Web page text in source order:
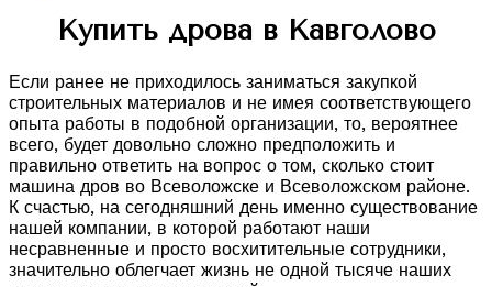
Купить дрова в Кавголово
Если ранее не приходилось заниматься закупкой
строительных материалов и не имея соответствующего
опыта работы в подобной организации, то, вероятнее
всего, будет довольно сложно предположить и
правильно ответить на вопрос о том, сколько стоит
машина дров во Всеволожске и Всеволожском районе.
К счастью, на сегодняшний день именно существование
нашей компании, в которой работают наши
несравненные и просто восхитительные сотрудники,
значительно облегчает жизнь не одной тысяче наших